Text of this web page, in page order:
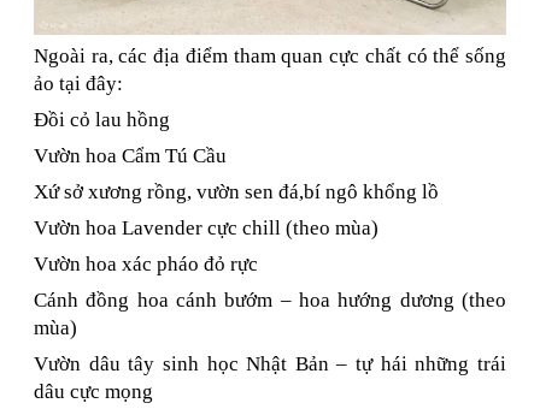
Ngoài ra, các địa điểm tham quan cực chất có thể sống
ảo tại đây:
Đồi cỏ lau hồng
Vườn hoa Cẩm Tú Cầu
Xứ sở xương rồng, vườn sen đá,bí ngô khổng lồ
Vườn hoa Lavender cực chill (theo mùa)
Vườn hoa xác pháo đỏ rực
Cánh đồng hoa cánh bướm – hoa hướng dương (theo
mùa)
Vườn dâu tây sinh học Nhật Bản – tự hái những trái
dâu cực mọng